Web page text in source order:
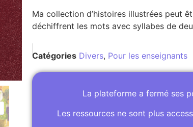
Ma collection d’histoires illustrées peut
déchiffrent les mots avec syllabes de
Catégories Divers, Pour les enseignants
La plateforme a fermé ses
Les ressources ne sont plus